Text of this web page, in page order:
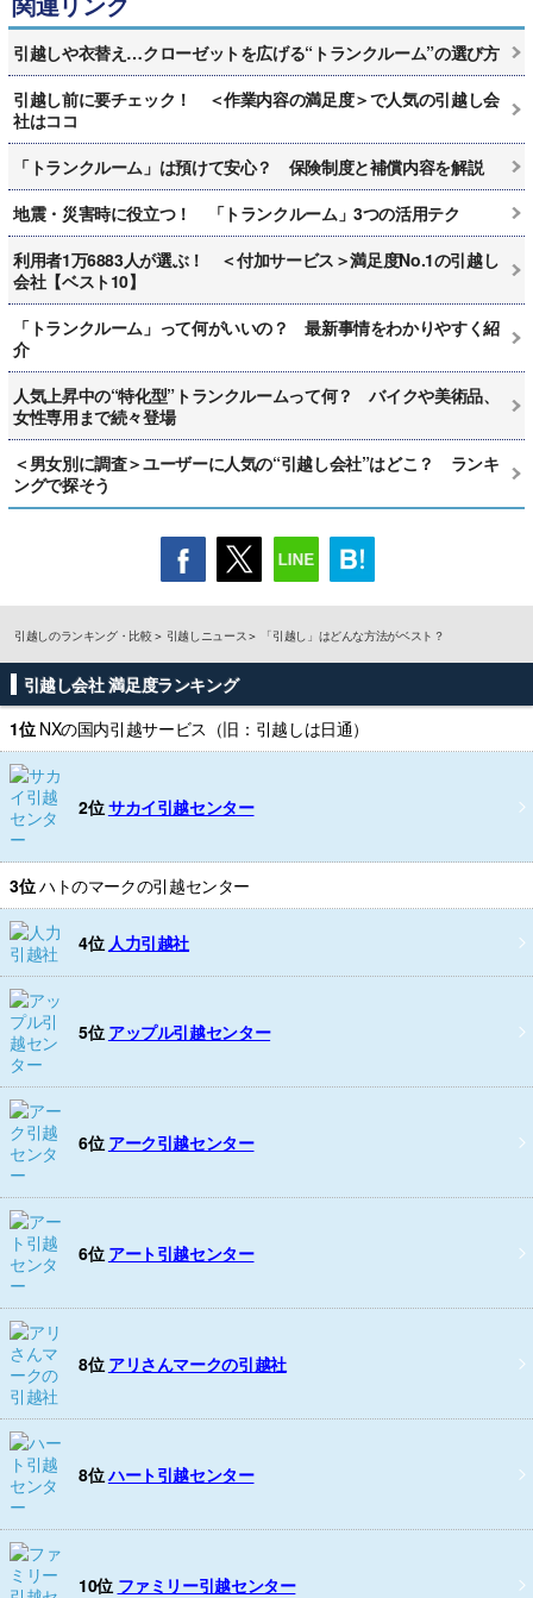
引越しや衣替え…クローゼットを広げる“トランクルーム”の選び方
引越し前に要チェック！ ＜作業内容の満足度＞で人気の引越し会
社はココ
「トランクルーム」は預けて安心？ 保険制度と補償内容を解説
地震・災害時に役立つ！ 「トランクルーム」3つの活用テク
利用者1万6883人が選ぶ！ ＜付加サービス＞満足度No.1の引越し
会社【ベスト10】
「トランクルーム」って何がいいの？ 最新事情をわかりやすく紹
介
人気上昇中の“特化型”トランクルームって何？ バイクや美術品、
女性専用まで続々登場
＜男女別に調査＞ユーザーに人気の“引越し会社”はどこ？ ランキ
ングで探そう
引越しのランキング・比較 引越しニュース 「引越し」はどんな方法がベスト？
引越し会社 満足度ランキング
1位 NXの国内引越サービス（旧：引越しは日通）
2位サカイ引越センター
3位ハトのマークの引越センター
4位 人力引越社
5位 アップル引越センター
6位 アーク引越センター
6位 アート引越センター
8位 アリさんマークの引越社
8位ハート引越センター
10位 ファミリー引越センター